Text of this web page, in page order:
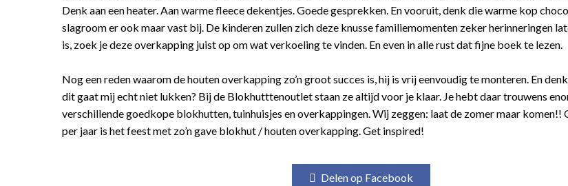
Denk aan een heater. Aan warme fleece dekentjes. Goede gesprekken. En vooruit, denk die warme kop
slagroom er ook maar vast bij. De kinderen zullen zich deze knusse familiemomenten zeker herinneringen
is, zoek je deze overkapping juist op om wat verkoeling te vinden. En even in alle rust dat fijne boek te lezen.
Nog een reden waarom de houten overkapping zo’n groot succes is, hij is vrij eenvoudig te monteren. En
dit gaat mij echt niet lukken? Bij de Blokhutttenoutlet staan ze altijd voor je klaar. Je hebt daar trouwens
verschillende goedkope blokhutten, tuinhuisjes en overkappingen. Wij zeggen: laat de zomer maar komen!!
per jaar is het feest met zo’n gave blokhut / houten overkapping. Get inspired!
Delen op Facebook